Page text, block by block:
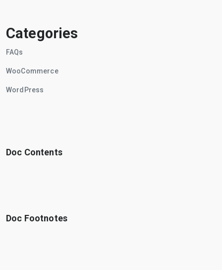
Categories
FAQs
WooCommerce
WordPress
Doc Contents
Doc Footnotes